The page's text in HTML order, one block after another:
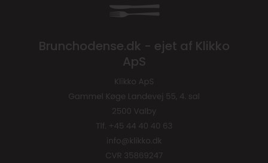
Brunchodense.dk - ejet af Klikko
ApS